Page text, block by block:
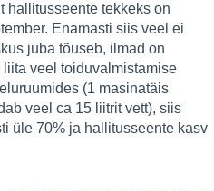
hallitusseente tekkeks on
Enamasti siis veel ei
juba tõuseb, ilmad on
veel toiduvalmistamise
(1 masinatäis
veel ca 15 liitrit vett), siis
üle 70% ja hallitusseente kasv